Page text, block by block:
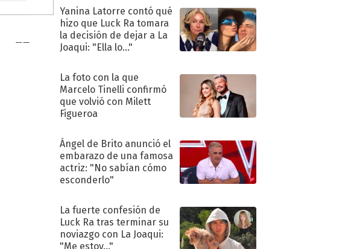
Yanina Latorre contó qué
hizo que Luck Ra tomara
la decisión de dejar a La
Joaqui: "Ella lo..."
La foto con la que
Marcelo Tinelli confirmó
que volvió con Milett
Figueroa
Ángel de Brito anunció el
embarazo de una famosa
actriz: "No sabían cómo
esconderlo"
La fuerte confesión de
Luck Ra tras terminar su
noviazgo con La Joaqui:
"Me estoy..."